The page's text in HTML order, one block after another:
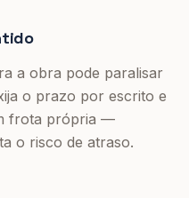
a obra pode paralisar
o prazo por escrito e
frota própria —
o risco de atraso.